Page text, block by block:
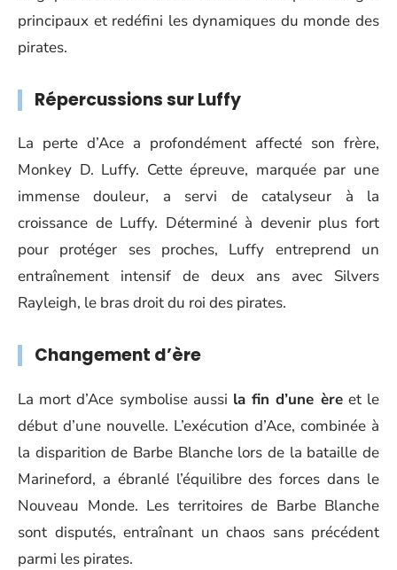
principaux et redéfini les dynamiques du monde des
pirates.
Répercussions sur Luffy
La perte d’Ace a profondément affecté son frère,
Monkey D. Luffy. Cette épreuve, marquée par une
immense douleur, a servi de catalyseur à la
croissance de Luffy. Déterminé à devenir plus fort
pour protéger ses proches, Luffy entreprend un
entraînement intensif de deux ans avec Silvers
Rayleigh, le bras droit du roi des pirates.
Changement d’ère
La mort d’Ace symbolise aussi la fin d’une èreet le
début d’une nouvelle. L’exécution d’Ace, combinée à
la disparition de Barbe Blanche lors de la bataille de
Marineford, a ébranlé l’équilibre des forces dans le
Nouveau Monde. Les territoires de Barbe Blanche
sont disputés, entraînant un chaos sans précédent
parmi les pirates.